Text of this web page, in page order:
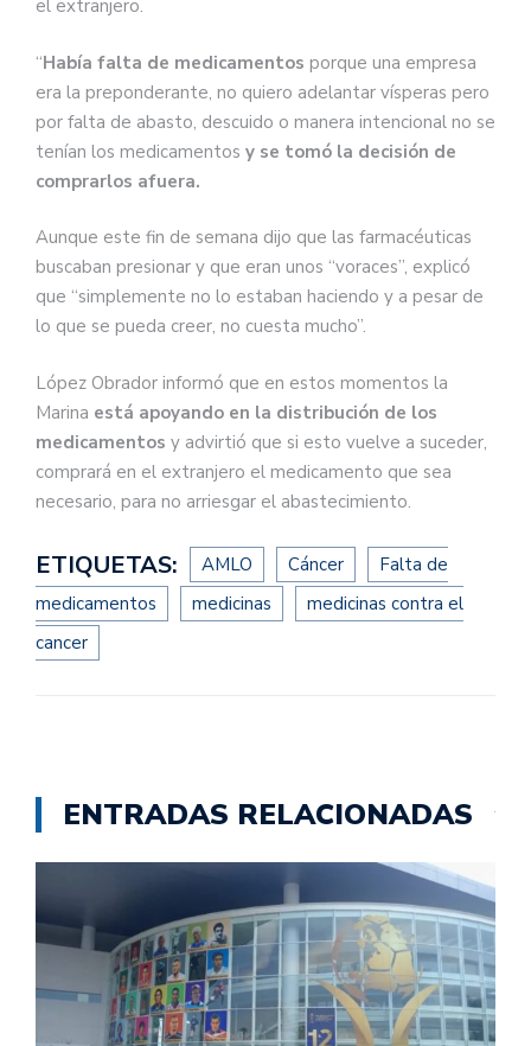
el extranjero.
“Había falta de medicamentos porque una empresa
era la preponderante, no quiero adelantar vísperas pero
por falta de abasto, descuido o manera intencional no se
tenían los medicamentos y se tomó la decisión de
comprarlos afuera.
Aunque este fin de semana dijo que las farmacéuticas
buscaban presionar y que eran unos “voraces”, explicó
que “simplemente no lo estaban haciendo y a pesar de
lo que se pueda creer, no cuesta mucho”.
López Obrador informó que en estos momentos la
Marina está apoyando en la distribución de los
medicamentos y advirtió que si esto vuelve a suceder,
comprará en el extranjero el medicamento que sea
necesario, para no arriesgar el abastecimiento.
ETIQUETAS: AMLO Cáncer
Falta de
medicamentos
medicinas
medicinas contra el
cancer
ENTRADAS RELACIONADAS